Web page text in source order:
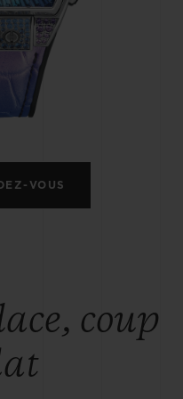
VOUS
coup
LIVRAISON ET